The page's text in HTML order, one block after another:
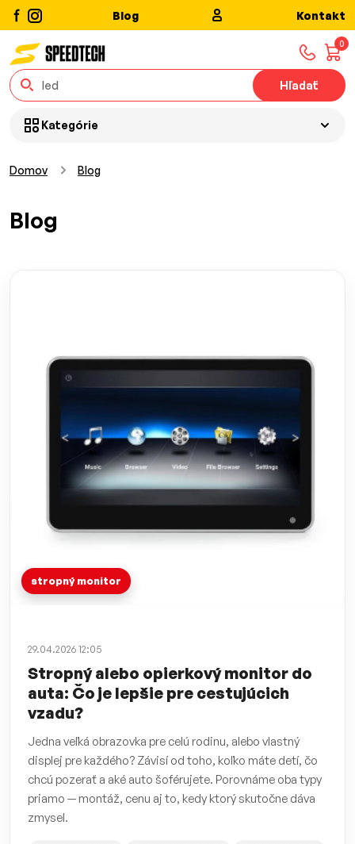
Blog Kontakt
0
Hľadať
Kategórie
Domov Blog
Blog
stropný monitor
29.04.2026 12:05
Stropný alebo opierkový monitor do
auta: Čo je lepšie pre cestujúcich
vzadu?
Jedna veľká obrazovka pre celú rodinu, alebo vlastný
displej pre každého? Závisí od toho, koľko máte detí, čo
chcú pozerať a aké auto šoférujete. Porovnáme oba typy
priamo — montáž, cenu aj to, kedy ktorý skutočne dáva
zmysel.